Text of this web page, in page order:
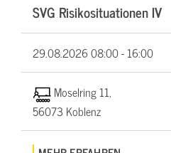
SVG Risikosituationen IV
29.08.202608:00 - 16:00
Moselring 11,
56073 Koblenz